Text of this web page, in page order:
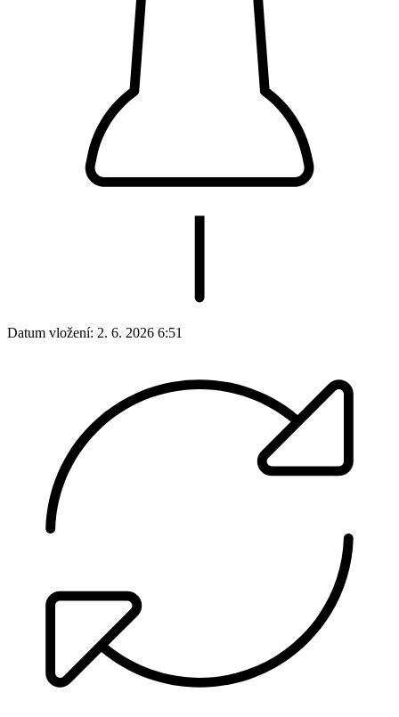
Datum vložení: 2. 6. 2026 6:51